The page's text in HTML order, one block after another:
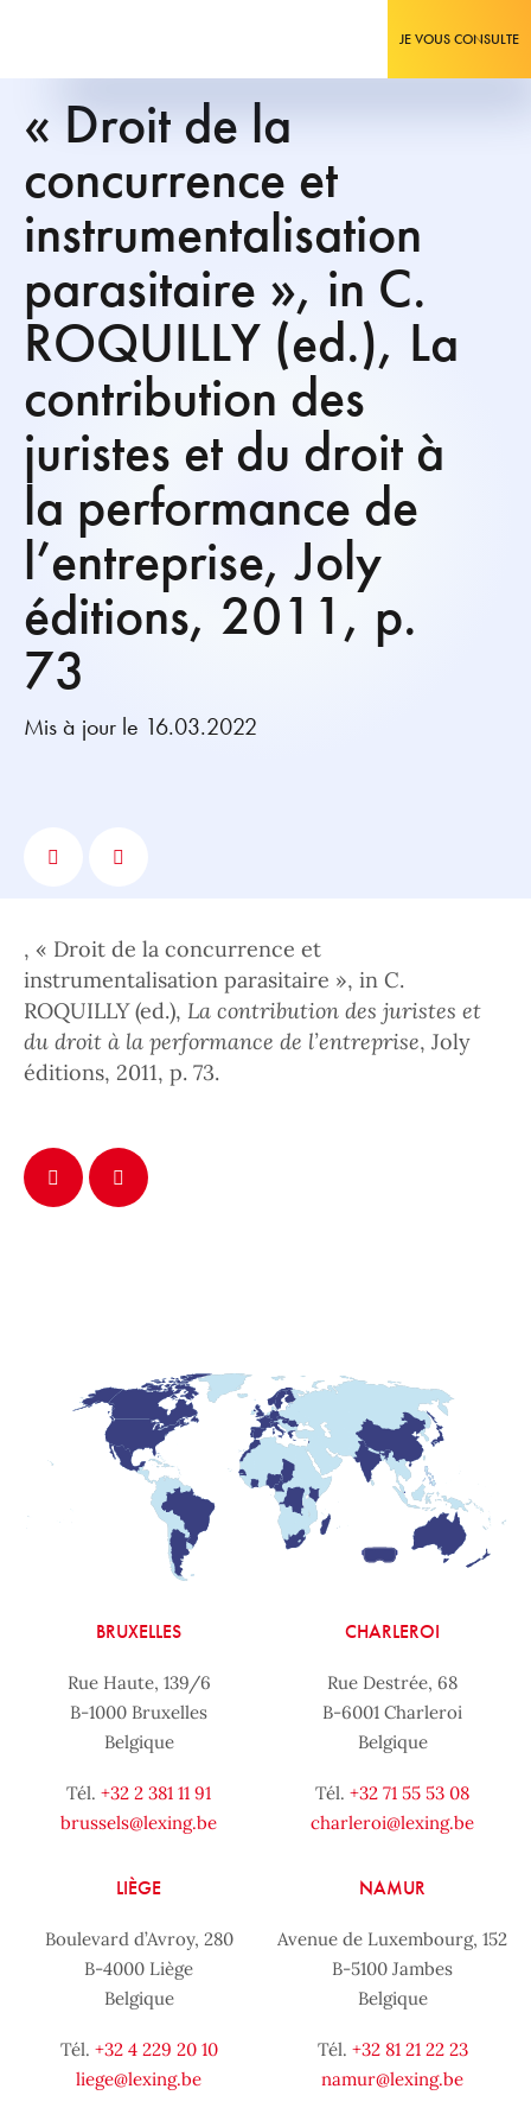
JE VOUS CONSULTE
« Droit de la
concurrence et
instrumentalisation
parasitaire », in C.
ROQUILLY (ed.), La
contribution des
juristes et du droit à
la performance de
l’entreprise, Joly
éditions, 2011, p.
73
Mis à jour le 16.03.2022
, « Droit de la concurrence et
instrumentalisation parasitaire », in C.
ROQUILLY (ed.), La contribution des juristes et
du droit à la performance de l’entreprise, Joly
éditions, 2011, p. 73.
BRUXELLES
Rue Haute, 139/6
B-1000 Bruxelles
Belgique
Tél. +32 2 381 11 91
brussels@lexing.be
CHARLEROI
Rue Destrée, 68
B-6001 Charleroi
Belgique
Tél. +32 71 55 53 08
charleroi@lexing.be
LIÈGE
Boulevard d’Avroy, 280
B-4000 Liège
Belgique
Tél. +32 4 229 20 10
liege@lexing.be
NAMUR
Avenue de Luxembourg, 152
B-5100 Jambes
Belgique
Tél. +32 81 21 22 23
namur@lexing.be